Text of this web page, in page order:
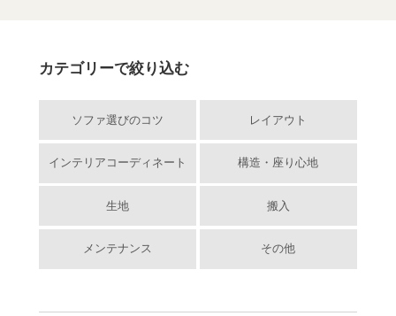
カテゴリーで絞り込む
ソファ選びのコツ レイアウト
インテリアコーディネート 構造・座り心地
生地 搬入
メンテナンス その他